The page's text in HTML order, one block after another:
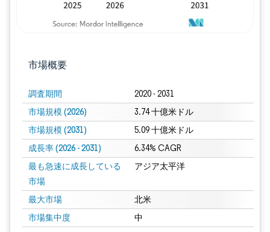
市場概要
調査期間 2020 - 2031
市場規模 (2026) 3.74 十億米ドル
市場規模 (2031) 5.09 十億米ドル
成長率 (2026 - 2031) 6.34% CAGR
最も急速に成長している
市場
アジア太平洋
最大市場 北米
市場集中度 中